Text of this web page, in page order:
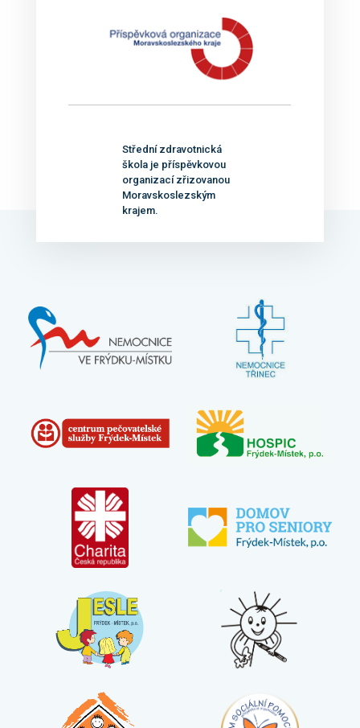
Střední zdravotnická
škola je příspěvkovou
organizací zřizovanou
Moravskoslezským
krajem.